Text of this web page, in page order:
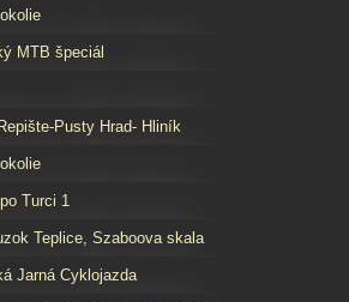
MTB špeciál
Pusty Hrad- Hliník
Turci 1
Teplice, Szaboova skala
Jarná Cyklojazda